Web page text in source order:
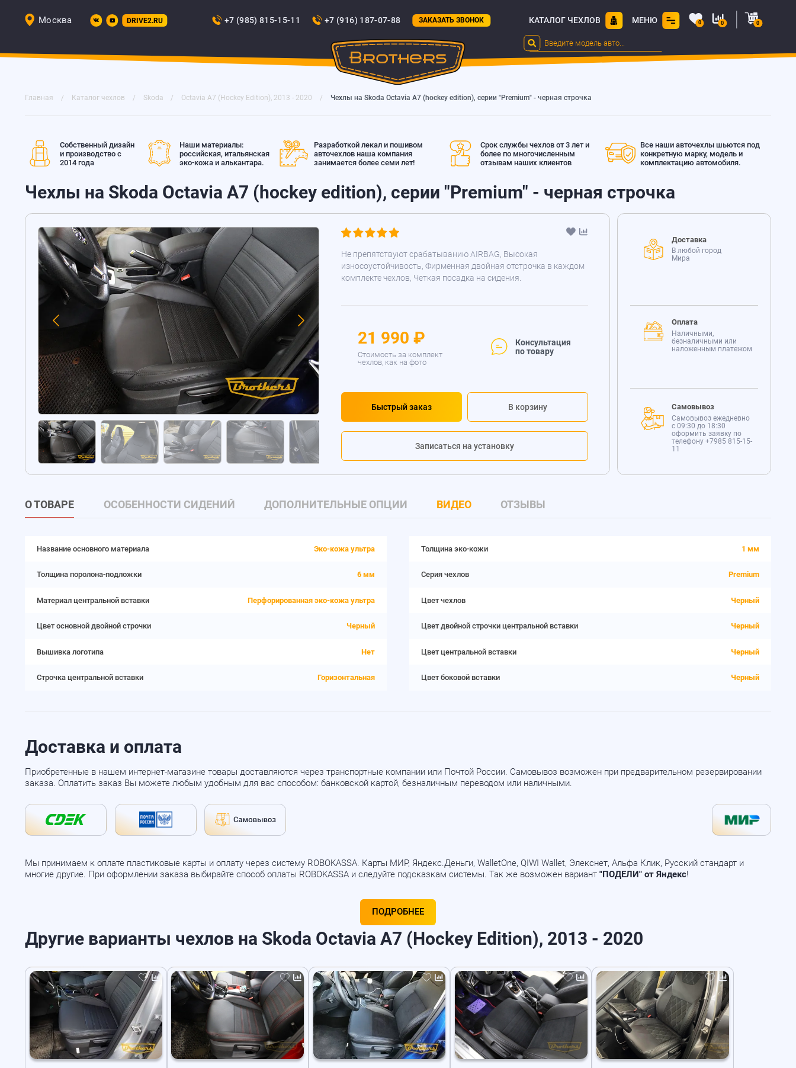
Москва DRIVE2.RU +7 (985) 815-15-11 +7 (916) 187-07-88 ЗАКАЗАТЬ ЗВОНОК КАТАЛОГ ЧЕХЛОВ МЕНЮ 0 0 0
Главная Каталог чехлов Skoda Octavia A7 (Hockey Edition), 2013 - 2020 Чехлы на Skoda Octavia A7 (hockey edition), серии "Premium" - черная строчка
Собственный дизайн
и производство с
2014 года
Наши материалы:
российская, итальянская
эко-кожа и алькантара.
Разработкой лекал и пошивом
авточехлов наша компания
занимается более семи лет!
Срок службы чехлов от 3 лет и
более по многочисленным
отзывам наших клиентов
Все наши авточехлы шьются под
конкретную марку, модель и
комплектацию автомобиля.
Чехлы на Skoda Octavia A7 (hockey edition), серии "Premium" - черная строчка
Не препятствуют срабатыванию AIRBAG, Высокая
износоустойчивость, Фирменная двойная отстрочка в каждом
комплекте чехлов, Четкая посадка на сидения.
21 990 ₽
Стоимость за комплект
чехлов, как на фото
Консультация
по товару
Быстрый заказ В корзину
Записаться на установку
Доставка
В любой город
Мира
Оплата
Наличными,
безналичными или
наложенным платежом
Самовывоз
Самовывоз ежедневно
с 09:30 до 18:30
оформить заявку по
телефону +7985 815-15-
11
О ТОВАРЕ ОСОБЕННОСТИ СИДЕНИЙ ДОПОЛНИТЕЛЬНЫЕ ОПЦИИ ВИДЕО ОТЗЫВЫ
Название основного материала Эко-кожа ультра Толщина эко-кожи 1 мм
Толщина поролона-подложки 6 мм Серия чехлов Premium
Материал центральной вставки Перфорированная эко-кожа ультра Цвет чехлов Черный
Цвет основной двойной строчки Черный Цвет двойной строчки центральной вставки Черный
Вышивка логотипа Нет Цвет центральной вставки Черный
Строчка центральной вставки Горизонтальная Цвет боковой вставки Черный
Доставка и оплата
Приобретенные в нашем интернет-магазине товары доставляются через транспортные компании или Почтой России. Самовывоз возможен при предварительном резервировании
заказа. Оплатить заказ Вы можете любым удобным для вас способом: банковской картой, безналичным переводом или наличными.
Мы принимаем к оплате пластиковые карты и оплату через систему ROBOKASSA. Карты МИР, Яндекс.Деньги, WalletOne, QIWI Wallet, Элекснет, Альфа Клик, Русский стандарт и
многие другие. При оформлении заказа выбирайте способ оплаты ROBOKASSA и следуйте подсказкам системы. Так же возможен вариант"ПОДЕЛИ" от Яндекс!
ПОДРОБНЕЕ
Другие варианты чехлов на Skoda Octavia A7 (Hockey Edition), 2013 - 2020